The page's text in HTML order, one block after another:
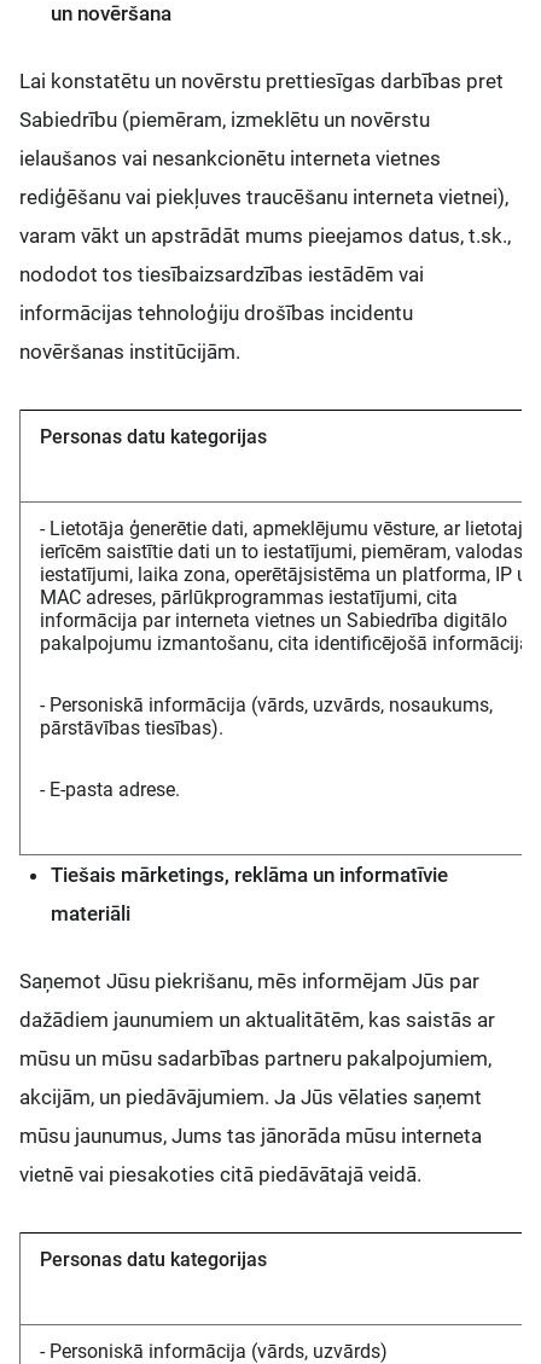
un novēršana
Lai konstatētu un novērstu prettiesīgas darbības pret
Sabiedrību (piemēram, izmeklētu un novērstu
ielaušanos vai nesankcionētu interneta vietnes
rediģēšanu vai piekļuves traucēšanu interneta vietnei),
varam vākt un apstrādāt mums pieejamos datus, t.sk.,
nododot tos tiesībaizsardzības iestādēm vai
informācijas tehnoloģiju drošības incidentu
novēršanas institūcijām.
Personas datu kategorijas
- Lietotāja ģenerētie dati, apmeklējumu vēsture, ar
ierīcēm saistītie dati un to iestatījumi, piemēram, valodas
iestatījumi, laika zona, operētājsistēma un platforma, IP un
MAC adreses, pārlūkprogrammas iestatījumi, cita
informācija par interneta vietnes un Sabiedrība digitālo
pakalpojumu izmantošanu, cita identificējošā informācija.
- Personiskā informācija (vārds, uzvārds, nosaukums,
pārstāvības tiesības).
- E-pasta adrese.
Tiešais mārketings, reklāma un informatīvie
materiāli
Saņemot Jūsu piekrišanu, mēs informējam Jūs par
dažādiem jaunumiem un aktualitātēm, kas saistās ar
mūsu un mūsu sadarbības partneru pakalpojumiem,
akcijām, un piedāvājumiem. Ja Jūs vēlaties saņemt
mūsu jaunumus, Jums tas jānorāda mūsu interneta
vietnē vai piesakoties citā piedāvātajā veidā.
Personas datu kategorijas
- Personiskā informācija (vārds, uzvārds)